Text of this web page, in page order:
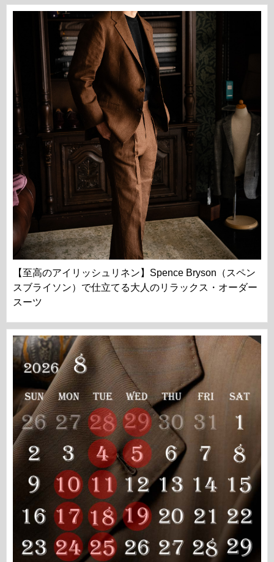
【至高のアイリッシュリネン】Spence Bryson（スペン
スブライソン）で仕立てる大人のリラックス・オーダー
スーツ